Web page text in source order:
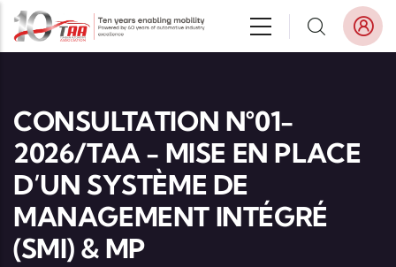
Aller au contenu principal
CONSULTATION N°01-
2026/TAA - MISE EN PLACE
D’UN SYSTÈME DE
MANAGEMENT INTÉGRÉ
(SMI) & MP